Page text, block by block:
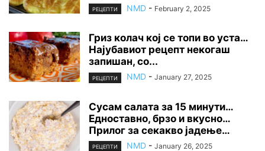
РЕЦЕПТИ NMD - February 2, 2025
Гриз колач кој се топи во уста…
Најубавиот рецепт некогаш
запишан, со...
РЕЦЕПТИ NMD - January 27, 2025
Сусам салата за 15 минути…
Едноставно, брзо и вкусно…
Прилог за секакво јадење…
РЕЦЕПТИ NMD - January 26, 2025